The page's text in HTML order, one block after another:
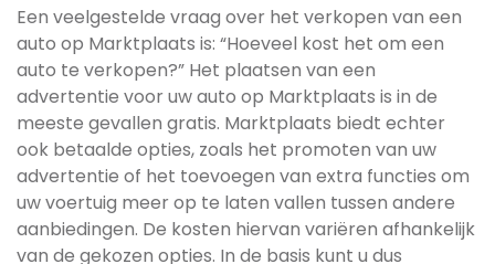
Een veelgestelde vraag over het verkopen van een
auto op Marktplaats is: “Hoeveel kost het om een
auto te verkopen?” Het plaatsen van een
advertentie voor uw auto op Marktplaats is in de
meeste gevallen gratis. Marktplaats biedt echter
ook betaalde opties, zoals het promoten van uw
advertentie of het toevoegen van extra functies om
uw voertuig meer op te laten vallen tussen andere
aanbiedingen. De kosten hiervan variëren afhankelijk
van de gekozen opties. In de basis kunt u dus